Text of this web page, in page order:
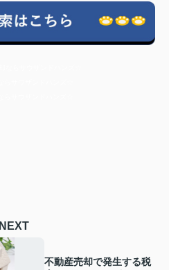
NEXT
不動産売却で発生する税